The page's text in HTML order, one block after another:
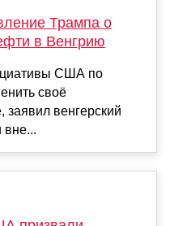
Трампа о
в Венгрию
США по
своё
заявил венгерский
вне...